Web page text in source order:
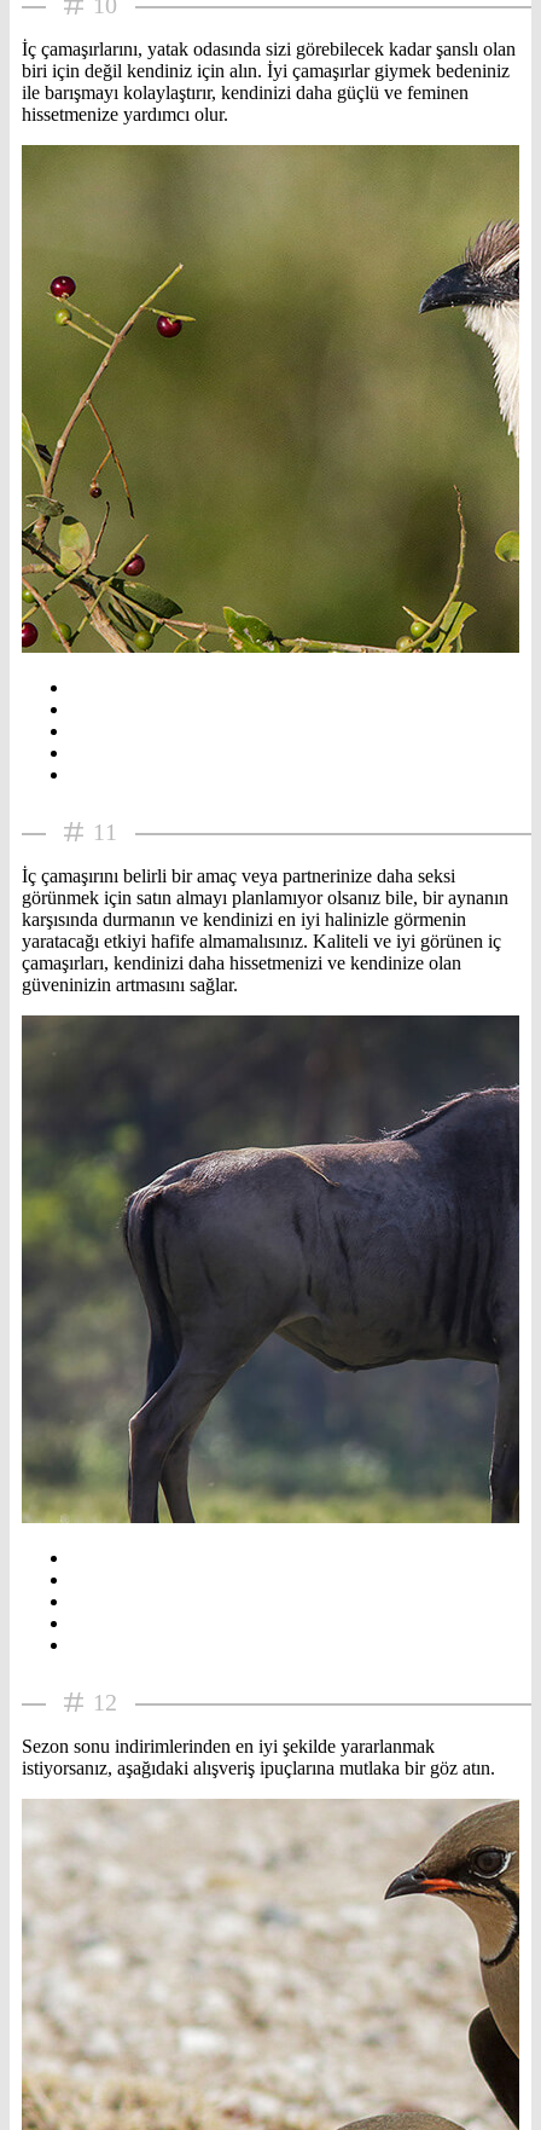
İç çamaşırlarını, yatak odasında sizi görebilecek kadar şanslı olan
biri için değil kendiniz için alın. İyi çamaşırlar giymek bedeniniz
ile barışmayı kolaylaştırır, kendinizi daha güçlü ve feminen
hissetmenize yardımcı olur.
11
İç çamaşırını belirli bir amaç veya partnerinize daha seksi
görünmek için satın almayı planlamıyor olsanız bile, bir aynanın
karşısında durmanın ve kendinizi en iyi halinizle görmenin
yaratacağı etkiyi hafife almamalısınız. Kaliteli ve iyi görünen iç
çamaşırları, kendinizi daha hissetmenizi ve kendinize olan
güveninizin artmasını sağlar.
12
Sezon sonu indirimlerinden en iyi şekilde yararlanmak
istiyorsanız, aşağıdaki alışveriş ipuçlarına mutlaka bir göz atın.